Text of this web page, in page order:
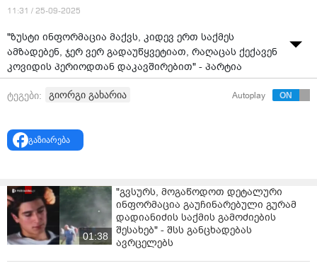
11:31 / 25-09-2025
"ზუსტი ინფორმაცია მაქვს, კიდევ ერთ საქმეს
ამზადებენ, ჯერ ვერ გადაუწყვეტიათ, რაღაცას ქექავენ
კოვიდის პერიოდთან დაკავშირებით" - პარტია
"გახარია საქართველოსთვის" თავმჯდომარე გიორგი
გახარია სოციალურ ქსელში ვიდეომიმართვას
ტეგები: გიორგი გახარია Autoplay
გაზიარება
01:38
"გვსურს, მოგაწოდოთ დეტალური
ინფორმაცია გაუჩინარებული გურამ
დადიანიძის საქმის გამოძიების
შესახებ" - შსს განცხადებას
ავრცელებს